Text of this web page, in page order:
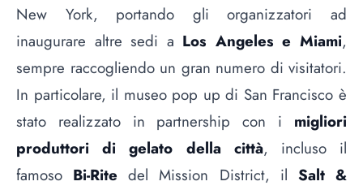
New York, portando gli organizzatori ad
inaugurare altre sedi a Los Angeles e Miami,
sempre raccogliendo un gran numero di visitatori.
In particolare, il museo pop up di San Francisco è
stato realizzato in partnership con i migliori
produttori di gelato della città, incluso il
famoso Bi-Rite del Mission District, il Salt &